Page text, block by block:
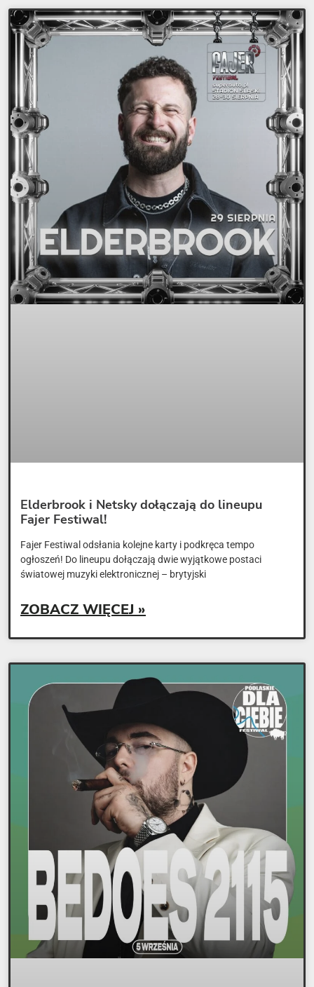
Elderbrook i Netsky dołączają do lineupu
Fajer Festiwal!
Fajer Festiwal odsłania kolejne karty i podkręca tempo
ogłoszeń! Do lineupu dołączają dwie wyjątkowe postaci
światowej muzyki elektronicznej – brytyjski
ZOBACZ WIĘCEJ »